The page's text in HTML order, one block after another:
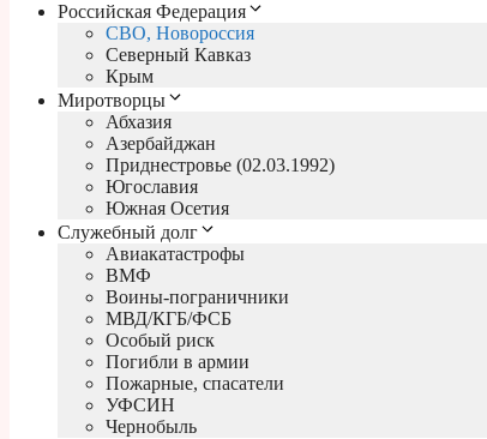
Российская Федерация
СВО, Новороссия
Северный Кавказ
Крым
Миротворцы
Абхазия
Азербайджан
Приднестровье (02.03.1992)
Югославия
Южная Осетия
Служебный долг
Авиакатастрофы
ВМФ
Воины-пограничники
МВД/КГБ/ФСБ
Особый риск
Погибли в армии
Пожарные, спасатели
УФСИН
Чернобыль